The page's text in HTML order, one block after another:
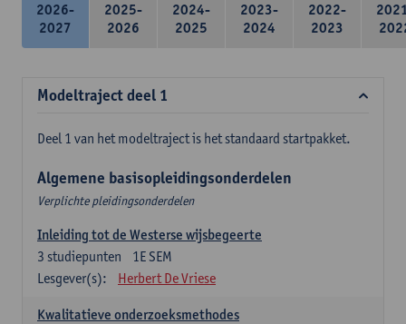
2026-
2027
2025-
2026
2024-
2025
2023-
2024
2022-
2023
Modeltraject deel 1
Deel 1 van het modeltraject is het standaard startpakket.
Algemene basisopleidingsonderdelen
Verplichte pleidingsonderdelen
Inleiding tot de Westerse wijsbegeerte
1E SEM
3 studiepunten
Lesgever(s):
Herbert De Vriese
Kwalitatieve onderzoeksmethodes